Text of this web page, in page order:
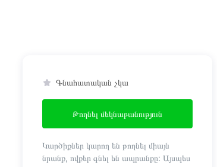
Գնահատական չկա
Թողնել մեկնաբանություն
Կարծիքներ կարող են թողնել միայն
նրանք, ովքեր գնել են ապրանքը: Այսպես